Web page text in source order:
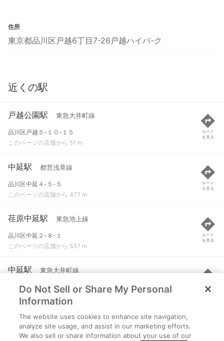
住所
東京都品川区戸越6丁目7-26戸越ハイパ-ク
近くの駅
戸越公園駅 東急大井町線
品川区戸越５-１０-１５
このページの店舗から 51 m
ルート
を見る
中延駅 都営浅草線
品川区中延４-５-５
このページの店舗から 477 m
ルート
を見る
荏原中延駅 東急池上線
品川区中延２-８-１
このページの店舗から 537 m
ルート
を見る
中延駅 東急大井町線
品川区中延４-５-５
このページの店舗から 569 m
ルート
を見る
戸越駅 都営浅草線
品川区戸越３-４-１７
Do Not Sell or Share My Personal
Information
The website uses cookies to enhance site navigation,
analyze site usage, and assist in our marketing efforts.
We also sell or share information about your use of our